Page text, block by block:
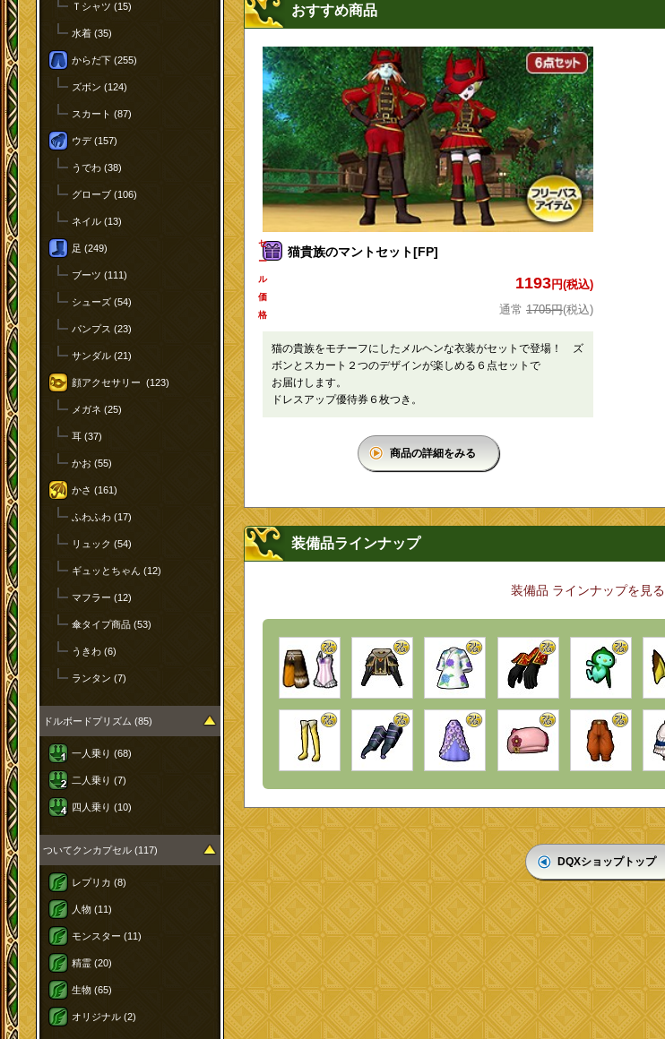
Ｔシャツ (15)
水着 (35)
からだ下 (255)
ズボン (124)
スカート (87)
ウデ (157)
うでわ (38)
グローブ (106)
ネイル (13)
足 (249)
ブーツ (111)
シューズ (54)
パンプス (23)
サンダル (21)
顔アクセサリー (123)
メガネ (25)
耳 (37)
かお (55)
かさ (161)
ふわふわ (17)
リュック (54)
ギュッとちゃん (12)
マフラー (12)
傘タイプ商品 (53)
うきわ (6)
ランタン (7)
ドルボードプリズム (85)
一人乗り (68)
二人乗り (7)
四人乗り (10)
ついてクンカプセル (117)
レプリカ (8)
人物 (11)
モンスター (11)
精霊 (20)
生物 (65)
オリジナル (2)
おすすめ商品
猫貴族のマントセット[FP]
セ
ー
ル
価
格
1193円(税込)
1705円(税込)
猫の貴族をモチーフにしたメルヘンな衣装がセットで登場！ ズ
ボンとスカート２つのデザインが楽しめる６点セットで
お届けします。
ドレスアップ優待券６枚つき。
商品の詳細をみる
装備品ラインナップ
装備品 ラインナップを見る
DQXショップトップ